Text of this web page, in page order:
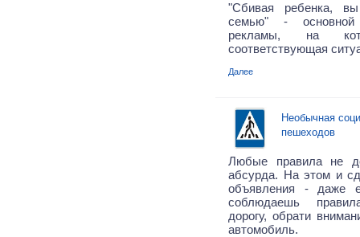
"Сбивая ребенка,
семью" - основной
рекламы, на
соответствующая
Далее
Необычная
пешеходов
Любые правила не
абсурда. На этом и
объявления - даже
соблюдаешь
дорогу, обрати
автомобиль.